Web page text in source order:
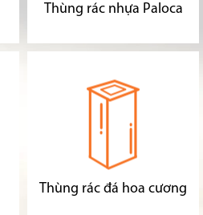
Thùng rác nhựa Paloca
Thùng rác đá hoa cương